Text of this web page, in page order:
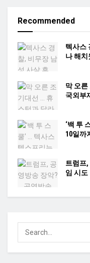
Recommended
텍사스
나 해치
막 오
국외부
‘백 투
10일까
트럼프,
임 시도